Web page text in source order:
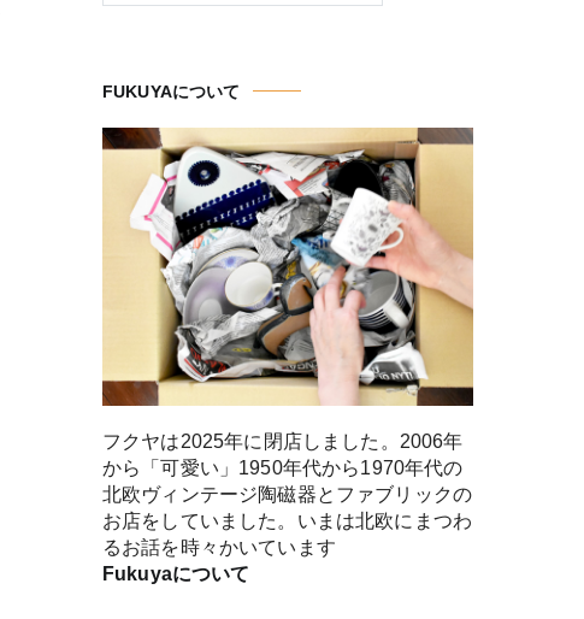
FUKUYAについて
フクヤは2025年に閉店しました。2006年
から「可愛い」1950年代から1970年代の
北欧ヴィンテージ陶磁器とファブリックの
お店をしていました。いまは北欧にまつわ
るお話を時々かいています
Fukuyaについて